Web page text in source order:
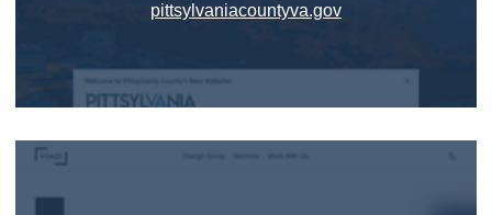
pittsylvaniacountyva.gov